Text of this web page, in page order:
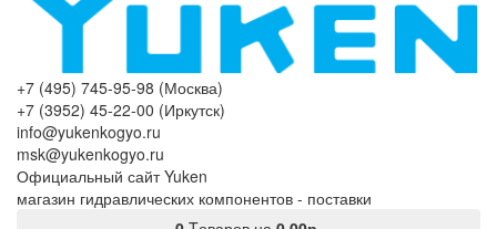
+7 (495) 745-95-98 (Москва)
+7 (3952) 45-22-00 (Иркутск)
info@yukenkogyo.ru
msk@yukenkogyo.ru
Официальный сайт Yuken
магазин гидравлических компонентов - поставки